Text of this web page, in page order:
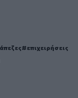
επιχειρήσεις